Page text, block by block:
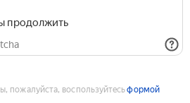
продолжить
пожалуйста, воспользуйтесьформой